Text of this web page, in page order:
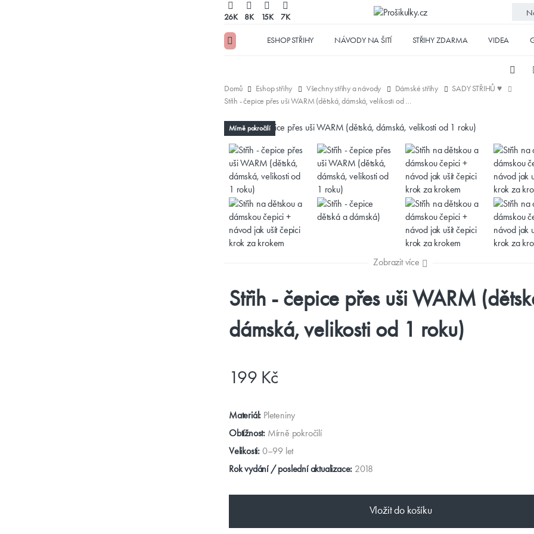
26K 8K 15K 7K
ESHOP STŘIHY NÁVODY NA ŠITÍ STŘIHY ZDARMA VIDEA
Domů Eshop střihy Všechny střihy a návody Dámské střihy
SADY STŘIHŮ ♥
Zobrazit více
Mírně pokročilí
Střih - čepice přes uši WARM
dámská, velikosti od 1 roku)
199 Kč
Materiál: Pleteniny
Obtížnost: Mírně pokročilí
Velikosti: 0–99 let
Rok vydání / poslední aktualizace: 2018
Vložit do košíku